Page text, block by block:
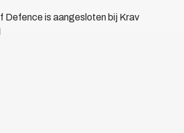
Defence is aangesloten bij Krav